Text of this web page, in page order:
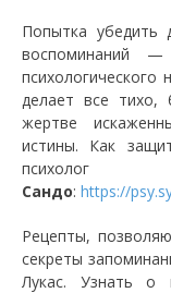
Попытка убедить
воспоминаний —
психологического
делает все тихо,
жертве
истины. Как
Сандо: https://
Рецепты,
секреты
Лукас. Узнать